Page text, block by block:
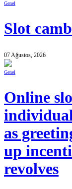
Genel
Slot
07 Ağustos, 2026
Genel
Online
as
up
revolves